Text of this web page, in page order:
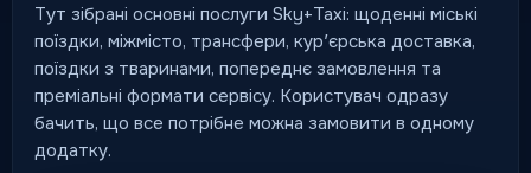
Тут зібрані основні послуги Sky+Taxi: щоденні міські
поїздки, міжмісто, трансфери, курʼєрська доставка,
поїздки з тваринами, попереднє замовлення та
преміальні формати сервісу. Користувач одразу
бачить, що все потрібне можна замовити в одному
додатку.